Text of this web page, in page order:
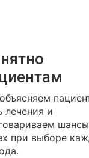
лечения и
при выборе